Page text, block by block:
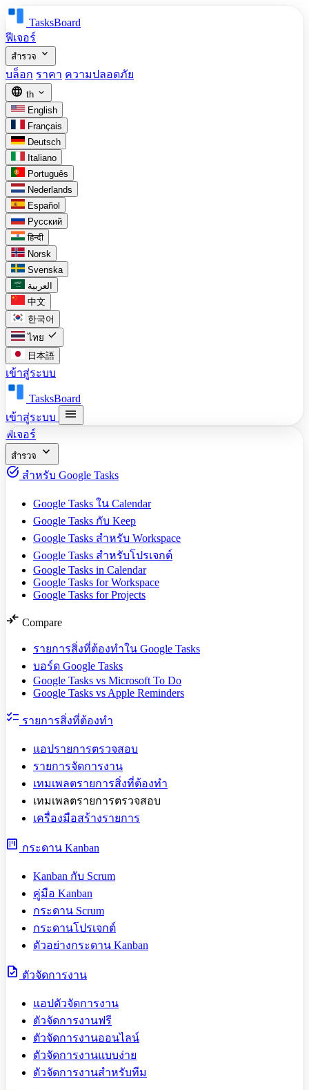
TasksBoard
ฟีเจอร์
สำรวจ expand_more
บล็อก ราคา ความปลอดภัย
language th expand_more
English
Français
Deutsch
Italiano
Português
Nederlands
Español
Русский
हिन्दी
Norsk
Svenska
العربية
中文
한국어
ไทย check
日本語
เข้าสู่ระบบ
TasksBoard
เข้าสู่ระบบ
menu
ฟีเจอร์
สำรวจ
expand_more
task_alt สำหรับ Google Tasks
Google Tasks ใน Calendar
Google Tasks กับ Keep
Google Tasks สำหรับ Workspace
Google Tasks สำหรับโปรเจกต์
Google Tasks in Calendar
Google Tasks for Workspace
Google Tasks for Projects
compare_arrows Compare
รายการสิ่งที่ต้องทำใน Google Tasks
บอร์ด Google Tasks
Google Tasks vs Microsoft To Do
Google Tasks vs Apple Reminders
checklist รายการสิ่งที่ต้องทำ
แอปรายการตรวจสอบ
รายการจัดการงาน
เทมเพลตรายการสิ่งที่ต้องทำ
เทมเพลตรายการตรวจสอบ
เครื่องมือสร้างรายการ
view_kanban กระดาน Kanban
Kanban กับ Scrum
คู่มือ Kanban
กระดาน Scrum
กระดานโปรเจกต์
ตัวอย่างกระดาน Kanban
task ตัวจัดการงาน
แอปตัวจัดการงาน
ตัวจัดการงานฟรี
ตัวจัดการงานออนไลน์
ตัวจัดการงานแบบง่าย
ตัวจัดการงานสำหรับทีม